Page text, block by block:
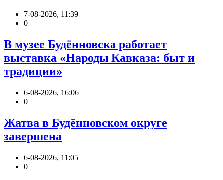
7-08-2026, 11:39
0
В музее Будённовска работает
выставка «Народы Кавказа: быт и
традиции»
6-08-2026, 16:06
0
Жатва в Будённовском округе
завершена
6-08-2026, 11:05
0